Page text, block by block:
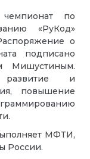
по
«РуКод»
о
подписано
Мишустиным.
и
повышение
МФТИ,
России.